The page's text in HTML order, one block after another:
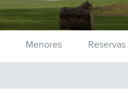
Menores Reservas